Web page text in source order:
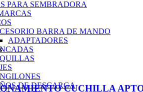
PARA SEMBRADORA
BARRA DE MANDO
ADAPTADORES
DE DESCARGACUCHILLA APTO